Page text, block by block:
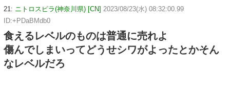
21: ニトロスピラ(神奈川県) [CN] 2023/08/23(水) 08:32:00.99
ID:+PDaBMdb0
食えるレベルのものは普通に売れよ
傷んでしまいってどうせシワがよったとかそん
なレベルだろ